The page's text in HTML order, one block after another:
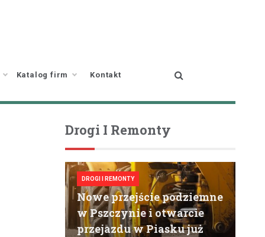
Katalog firm Kontakt
Drogi I Remonty
DROGI I REMONTY
Nowe przejście podziemne
w Pszczynie i otwarcie
przejazdu w Piasku już